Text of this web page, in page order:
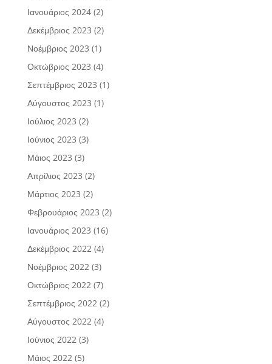
Ιανουάριος 2024(2)
Δεκέμβριος 2023 (2)
Νοέμβριος 2023 (1)
Οκτώβριος 2023 (4)
Σεπτέμβριος 2023 (1)
Αύγουστος 2023 (1)
Ιούλιος 2023 (2)
Ιούνιος 2023 (3)
Μάιος 2023 (3)
Απρίλιος 2023 (2)
Μάρτιος 2023 (2)
Φεβρουάριος 2023 (2)
Ιανουάριος 2023 (16)
Δεκέμβριος 2022(4)
Νοέμβριος 2022(3)
Οκτώβριος 2022(7)
Σεπτέμβριος 2022(2)
Αύγουστος 2022(4)
Ιούνιος 2022(3)
Μάιος 2022(5)